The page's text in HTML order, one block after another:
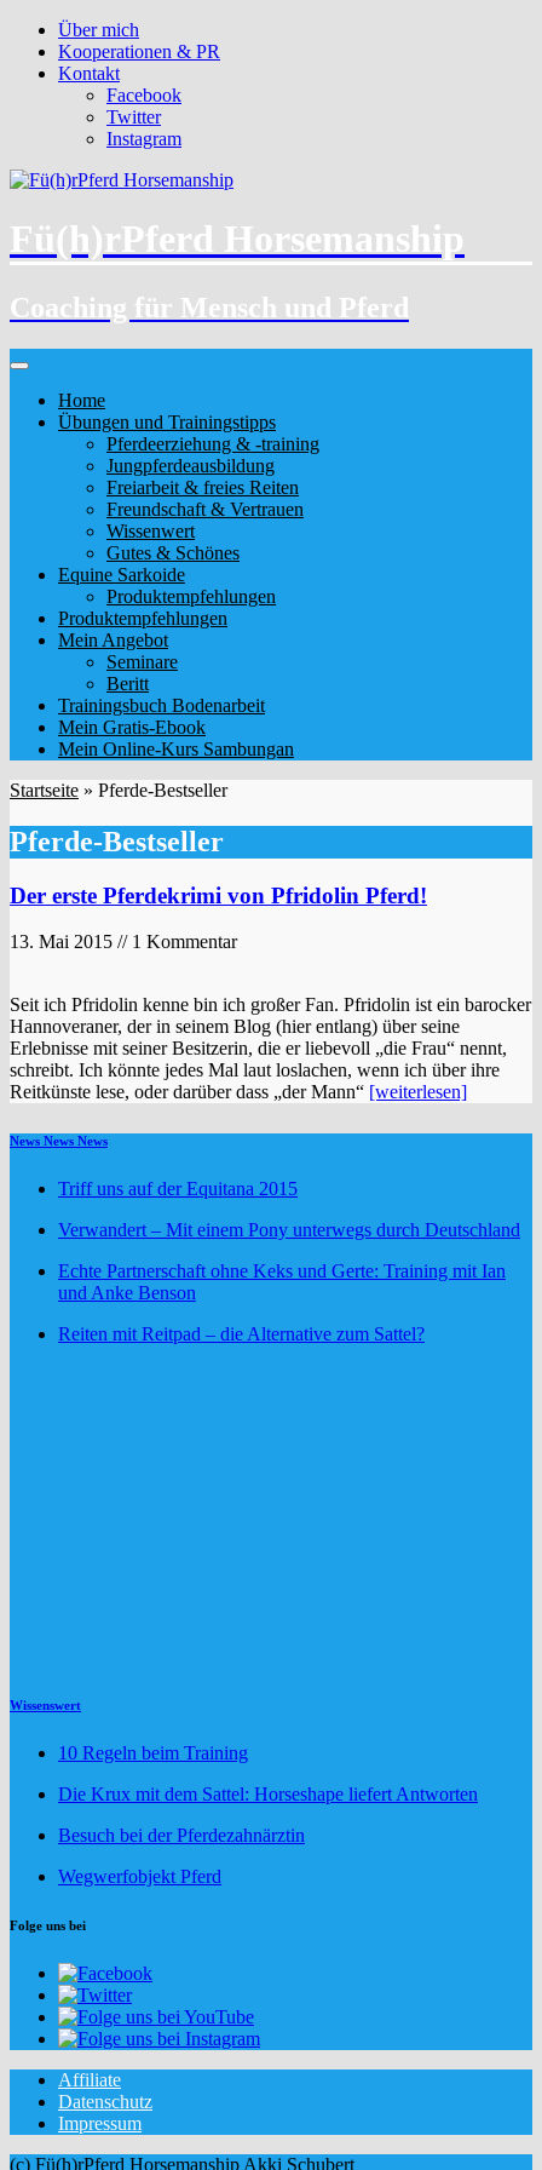
Über mich
Kooperationen & PR
Kontakt
Facebook
Twitter
Instagram
Fü(h)rPferd Horsemanship
Coaching für Mensch und Pferd
Home
Übungen und Trainingstipps
Pferdeerziehung & -training
Jungpferdeausbildung
Freiarbeit & freies Reiten
Freundschaft & Vertrauen
Wissenwert
Gutes & Schönes
Equine Sarkoide
Produktempfehlungen
Produktempfehlungen
Mein Angebot
Seminare
Beritt
Trainingsbuch Bodenarbeit
Mein Gratis-Ebook
Mein Online-Kurs Sambungan
Startseite » Pferde-Bestseller
Pferde-Bestseller
Der erste Pferdekrimi von Pfridolin Pferd!
13. Mai 2015 // 1 Kommentar
Seit ich Pfridolin kenne bin ich großer Fan. Pfridolin ist ein barocker
Hannoveraner, der in seinem Blog (hier entlang) über seine
Erlebnisse mit seiner Besitzerin, die er liebevoll „die Frau“ nennt,
schreibt. Ich könnte jedes Mal laut loslachen, wenn ich über ihre
Reitkünste lese, oder darüber dass „der Mann“ [weiterlesen]
News News News
Triff uns auf der Equitana 2015
Verwandert – Mit einem Pony unterwegs durch Deutschland
Echte Partnerschaft ohne Keks und Gerte: Training mit Ian
und Anke Benson
Reiten mit Reitpad – die Alternative zum Sattel?
Wissenswert
10 Regeln beim Training
Die Krux mit dem Sattel: Horseshape liefert Antworten
Besuch bei der Pferdezahnärztin
Wegwerfobjekt Pferd
Folge uns bei
Affiliate
Datenschutz
Impressum
(c) Fü(h)rPferd Horsemanship Akki Schubert